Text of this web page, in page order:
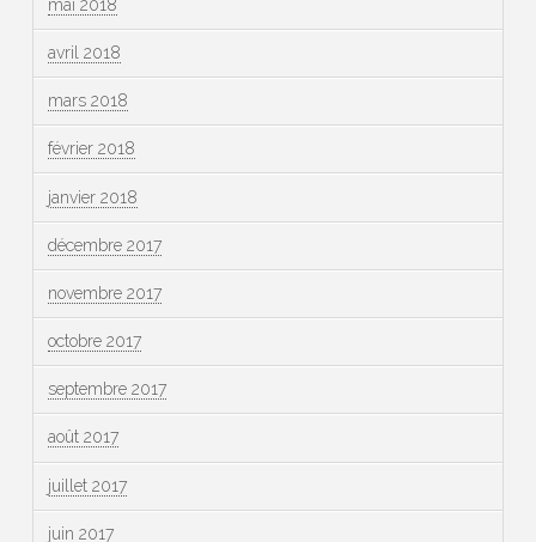
mai 2018
avril 2018
mars 2018
février 2018
janvier 2018
décembre 2017
novembre 2017
octobre 2017
septembre 2017
août 2017
juillet 2017
juin 2017